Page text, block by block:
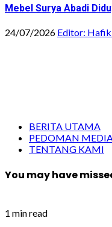
Mebel Surya Abadi
24/07/2026 Editor:
BERITA UTAMA
PEDOMAN
TENTANG KAMI
You may have
1 min read